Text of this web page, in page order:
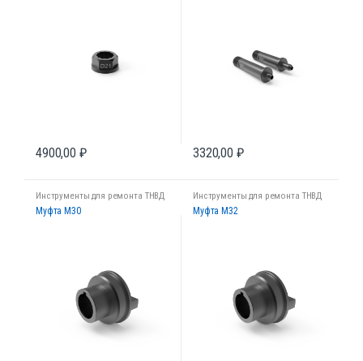
4900,00 ₽ 3320,00 ₽
Инструменты для ремонта ТНВД
Муфта M30
Инструменты для ремонта ТНВД
Муфта M32